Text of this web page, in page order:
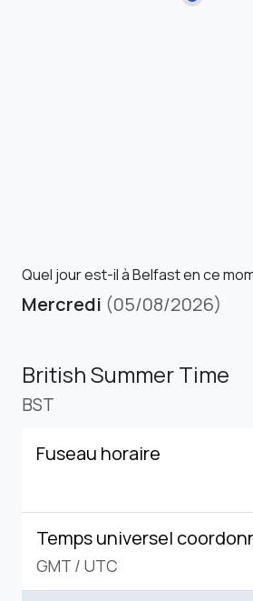
Quel jour est-il à Belfast en ce
Mercredi (05/08/2026)
British Summer Time
BST
Fuseau horaire
Temps universel
GMT / UTC